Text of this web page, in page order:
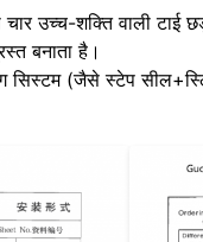
उच्च-शक्ति वाली टाई
बनाता है।
सिस्टम (जैसे स्टेप